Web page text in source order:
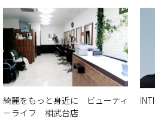
綺麗をもっと身近に ビューティ
ーライフ 相武台店